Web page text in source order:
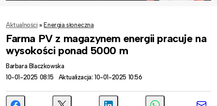
Aktualności » Energia słoneczna
Farma PV z magazynem energii pracuje na
wysokości ponad 5000 m
Barbara Blaczkowska
10-01-2025 08:15
Aktualizacja: 10-01-2025 10:56